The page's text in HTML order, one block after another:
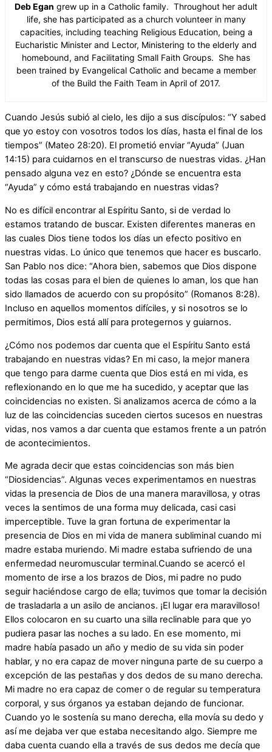
Deb Egan grew up in a Catholic family. Throughout her adult
life, she has participated as a church volunteer in many
capacities, including teaching Religious Education, being a
Eucharistic Minister and Lector, Ministering to the elderly and
homebound, and Facilitating Small Faith Groups. She has
been trained by Evangelical Catholic and became a member
of the Build the Faith Team in April of 2017.
Cuando Jesús subió al cielo, les dijo a sus discípulos: “Y sabed
que yo estoy con vosotros todos los días, hasta el final de los
tiempos” (Mateo 28:20). El prometió enviar “Ayuda” (Juan
14:15) para cuidarnos en el transcurso de nuestras vidas. ¿Han
pensado alguna vez en esto? ¿Dónde se encuentra esta
“Ayuda” y cómo está trabajando en nuestras vidas?
No es difícil encontrar al Espíritu Santo, si de verdad lo
estamos tratando de buscar. Existen diferentes maneras en
las cuales Dios tiene todos los días un efecto positivo en
nuestras vidas. Lo único que tenemos que hacer es buscarlo.
San Pablo nos dice: “Ahora bien, sabemos que Dios dispone
todas las cosas para el bien de quienes lo aman, los que han
sido llamados de acuerdo con su propósito” (Romanos 8:28).
Incluso en aquellos momentos difíciles, y si nosotros se lo
permitimos, Dios está allí para protegernos y guiarnos.
¿Cómo nos podemos dar cuenta que el Espíritu Santo está
trabajando en nuestras vidas? En mi caso, la mejor manera
que tengo para darme cuenta que Dios está en mi vida, es
reflexionando en lo que me ha sucedido, y aceptar que las
coincidencias no existen. Si analizamos acerca de cómo a la
luz de las coincidencias suceden ciertos sucesos en nuestras
vidas, nos vamos a dar cuenta que estamos frente a un patrón
de acontecimientos.
Me agrada decir que estas coincidencias son más bien
“Diosidencias”. Algunas veces experimentamos en nuestras
vidas la presencia de Dios de una manera maravillosa, y otras
veces la sentimos de una forma muy delicada, casi casi
imperceptible. Tuve la gran fortuna de experimentar la
presencia de Dios en mi vida de manera subliminal cuando mi
madre estaba muriendo. Mi madre estaba sufriendo de una
enfermedad neuromuscular terminal.Cuando se acercó el
momento de irse a los brazos de Dios, mi padre no pudo
seguir haciéndose cargo de ella; tuvimos que tomar la decisión
de trasladarla a un asilo de ancianos. ¡El lugar era maravilloso!
Ellos colocaron en su cuarto una silla reclinable para que yo
pudiera pasar las noches a su lado. En ese momento, mi
madre había pasado un año y medio de su vida sin poder
hablar, y no era capaz de mover ninguna parte de su cuerpo a
excepción de las pestañas y dos dedos de su mano derecha.
Mi madre no era capaz de comer o de regular su temperatura
corporal, y sus órganos ya estaban dejando de funcionar.
Cuando yo le sostenía su mano derecha, ella movía su dedo y
así me dejaba ver que estaba necesitando algo. Siempre me
daba cuenta cuando ella a través de sus dedos me decía que